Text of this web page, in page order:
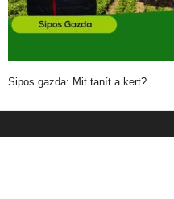
Sipos gazda: Mit tanít a kert?…